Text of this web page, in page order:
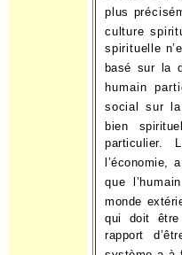
plus
culture
spirituelle
basé sur la
humain
social sur
bien
particulier.
l’économie,
que
monde
qui doit
rapport